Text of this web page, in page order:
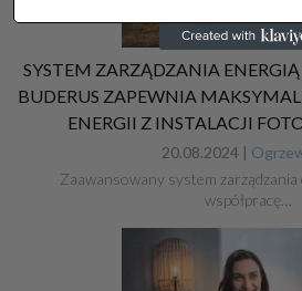
SYSTEM ZARZĄDZANIA
BUDERUS ZAPEWNIA
ENERGII Z INSTALACJI
20.08.2024 |
Zaawansowany system
współpracę…